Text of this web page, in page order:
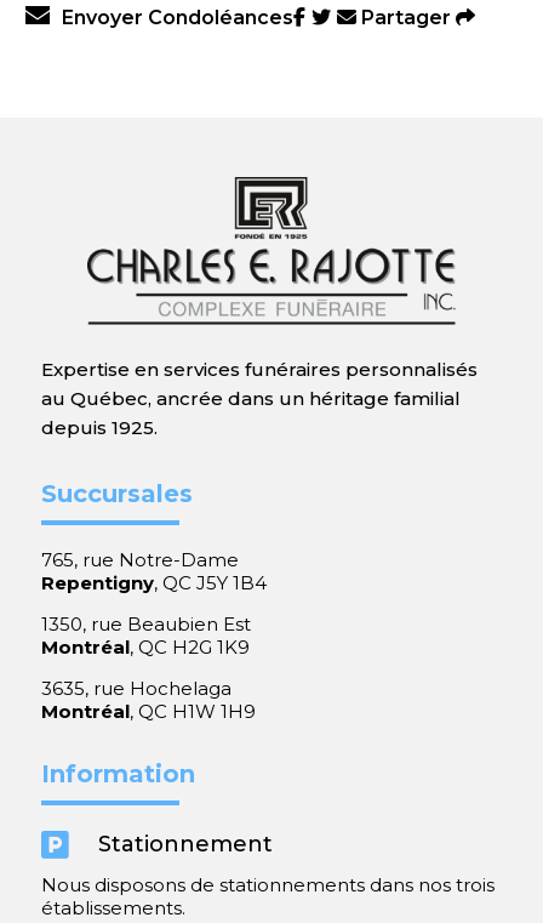
Envoyer Condoléances
Partager
Expertise en services funéraires personnalisés
au Québec, ancrée dans un héritage familial
depuis 1925.
Succursales
765, rue Notre-Dame
Repentigny, QC J5Y 1B4
1350, rue Beaubien Est
Montréal, QC H2G 1K9
3635, rue Hochelaga
Montréal, QC H1W 1H9
Information
 Stationnement
Nous disposons de stationnements dans nos trois
établissements.